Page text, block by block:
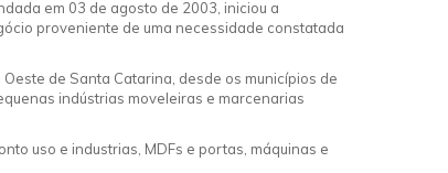
em 03 de agosto de 2003, iniciou a
proveniente de uma necessidade constatada
de Santa Catarina, desde os municípios de
indústrias moveleiras e marcenarias
uso e industrias, MDFs e portas, máquinas e